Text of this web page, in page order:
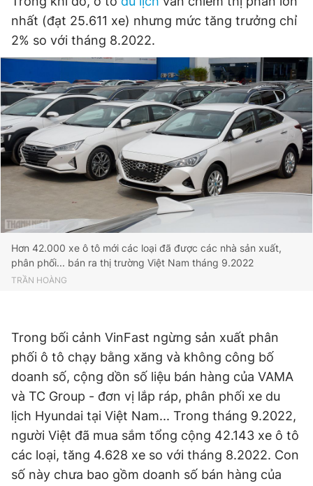
nhất (đạt 25.611 xe) nhưng mức tăng trưởng chỉ
2% so với tháng 8.2022.
Hơn 42.000 xe ô tô mới các loại đã được các nhà sản xuất,
phân phối... bán ra thị trường Việt Nam tháng 9.2022
TRẦN HOÀNG
Trong bối cảnh VinFast ngừng sản xuất phân
phối ô tô chạy bằng xăng và không công bố
doanh số, cộng dồn số liệu bán hàng của VAMA
và TC Group - đơn vị lắp ráp, phân phối xe du
lịch Hyundai tại Việt Nam... Trong tháng 9.2022,
người Việt đã mua sắm tổng cộng 42.143 xe ô tô
các loại, tăng 4.628 xe so với tháng 8.2022. Con
số này chưa bao gồm doanh số bán hàng của